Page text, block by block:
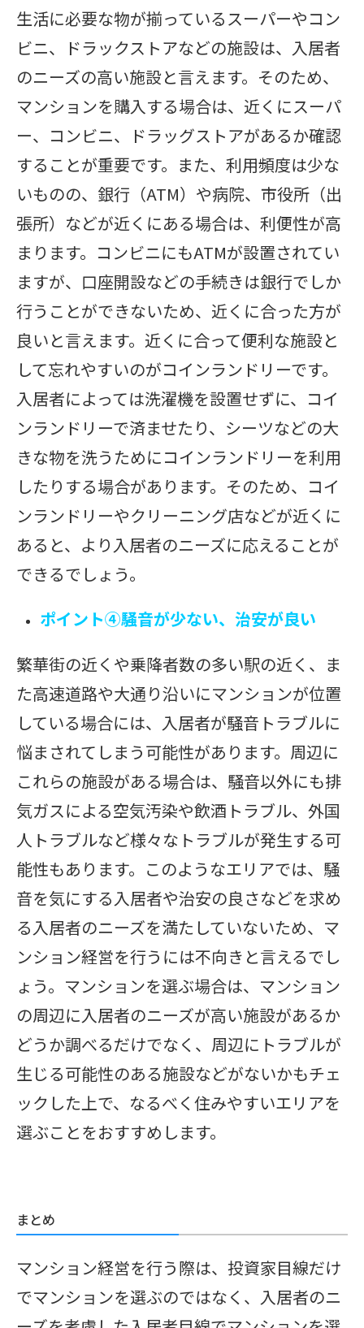
生活に必要な物が揃っているスーパーやコン
ビニ、ドラックストアなどの施設は、入居者
のニーズの高い施設と言えます。そのため、
マンションを購入する場合は、近くにスーパ
ー、コンビニ、ドラッグストアがあるか確認
することが重要です。また、利用頻度は少な
いものの、銀行（ATM）や病院、市役所（出
張所）などが近くにある場合は、利便性が高
まります。コンビニにもATMが設置されてい
ますが、口座開設などの手続きは銀行でしか
行うことができないため、近くに合った方が
良いと言えます。近くに合って便利な施設と
して忘れやすいのがコインランドリーです。
入居者によっては洗濯機を設置せずに、コイ
ンランドリーで済ませたり、シーツなどの大
きな物を洗うためにコインランドリーを利用
したりする場合があります。そのため、コイ
ンランドリーやクリーニング店などが近くに
あると、より入居者のニーズに応えることが
できるでしょう。
ポイント➃騒音が少ない、治安が良い
繁華街の近くや乗降者数の多い駅の近く、ま
た高速道路や大通り沿いにマンションが位置
している場合には、入居者が騒音トラブルに
悩まされてしまう可能性があります。周辺に
これらの施設がある場合は、騒音以外にも排
気ガスによる空気汚染や飲酒トラブル、外国
人トラブルなど様々なトラブルが発生する可
能性もあります。このようなエリアでは、騒
音を気にする入居者や治安の良さなどを求め
る入居者のニーズを満たしていないため、マ
ンション経営を行うには不向きと言えるでし
ょう。マンションを選ぶ場合は、マンション
の周辺に入居者のニーズが高い施設があるか
どうか調べるだけでなく、周辺にトラブルが
生じる可能性のある施設などがないかもチェ
ックした上で、なるべく住みやすいエリアを
選ぶことをおすすめします。
まとめ
マンション経営を行う際は、投資家目線だけ
でマンションを選ぶのではなく、入居者のニ